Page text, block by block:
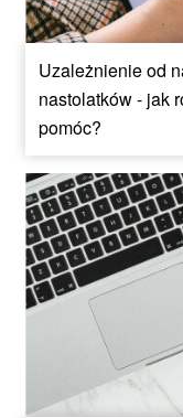
Uzależnienie od
nastolatków - jak
pomóc?